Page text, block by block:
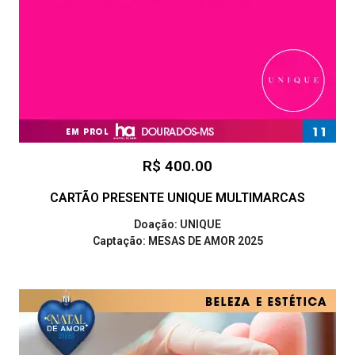
R$ 400.00
CARTÃO PRESENTE UNIQUE MULTIMARCAS
Doação: UNIQUE
Captação: MESAS DE AMOR 2025